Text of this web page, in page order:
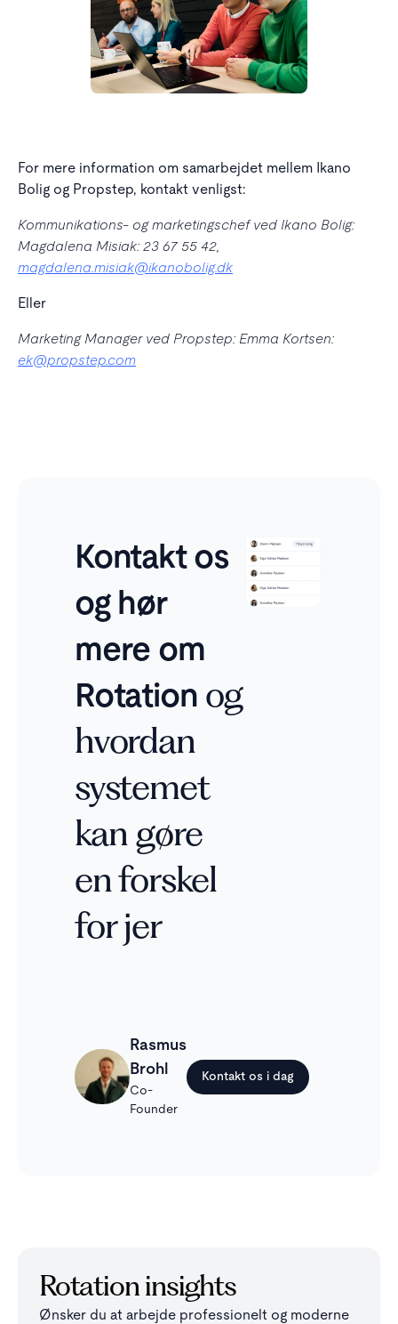
For mere information om samarbejdet mellem Ikano
Bolig og Propstep, kontakt venligst:
Kommunikations- og marketingschef ved Ikano Bolig:
Magdalena Misiak: 23 67 55 42,
magdalena.misiak@ikanobolig.dk
Eller
Marketing Manager ved Propstep: Emma Kortsen:
ek@propstep.com
Kontakt os
og hør
mere om
Rotation og
hvordan
systemet
kan gøre
en forskel
for jer
Rasmus
Brohl
Co-
Founder
Kontakt os i dag
Rotation insights
Ønsker du at arbejde professionelt og moderne